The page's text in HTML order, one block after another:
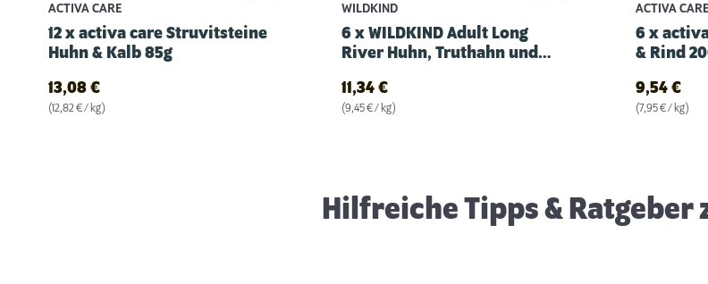
ACTIVA CARE
12 x activa care Struvitsteine
Huhn & Kalb 85g
13,08 €
(12,82 € / kg)
WILDKIND
6 x WILDKIND Adult Long
River Huhn, Truthahn und
11,34€
(9,45 € / kg)
ACTIVA CARE
6 x
& Rind
9,54 €
(7,95 € / kg)
Hilfreiche Tipps &
Premium Katzenfutter